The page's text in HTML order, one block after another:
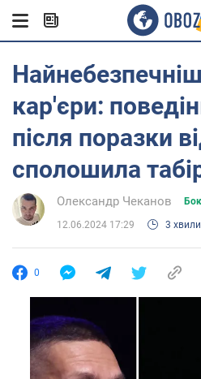
кар'єри:
після поразки
сполошила
Олександр Чеканов
12.06.2024 17:29 3
0